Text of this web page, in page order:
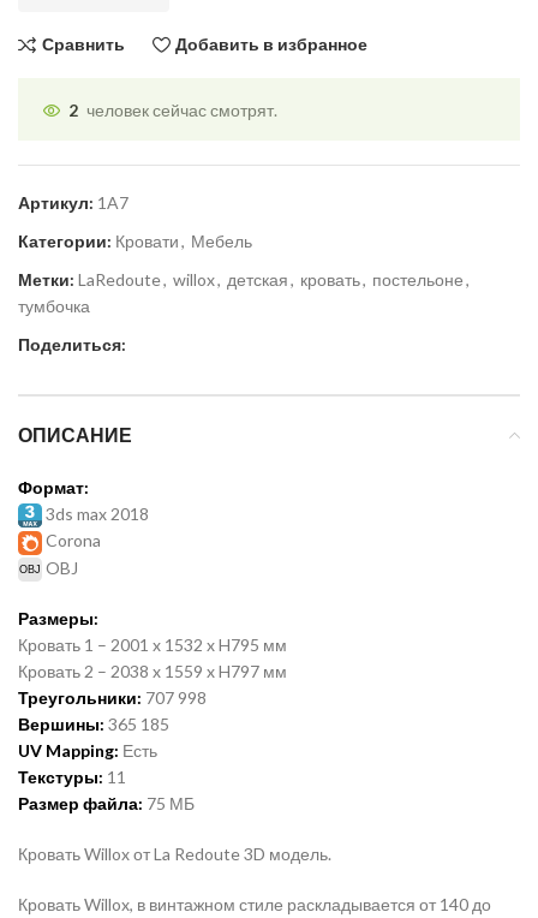
Сравнить Добавить в избранное
2 человек сейчас смотрят.
Артикул: 1A7
Категории: Кровати, Мебель
Метки: LaRedoute, willox, детская, кровать, постельоне,
тумбочка
Поделиться:
ОПИСАНИЕ
Формат:
3ds max 2018
Corona
OBJ
Размеры:
Кровать 1 – 2001 x 1532 x H795 мм
Кровать 2 – 2038 x 1559 x H797 мм
Треугольники: 707 998
Вершины: 365 185
UV Mapping: Есть
Текстуры: 11
Размер файла: 75 МБ
Кровать Willox от La Redoute 3D модель.
Кровать Willox, в винтажном стиле раскладывается от 140 до